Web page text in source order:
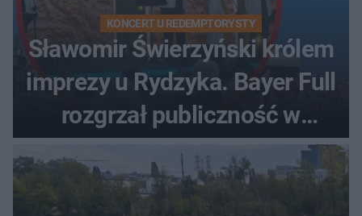
KONCERT U REDEMPTORYSTY
Sławomir Świerzyński królem
imprezy u Rydzyka. Bayer Full
rozgrzał publiczność w
Toruniu